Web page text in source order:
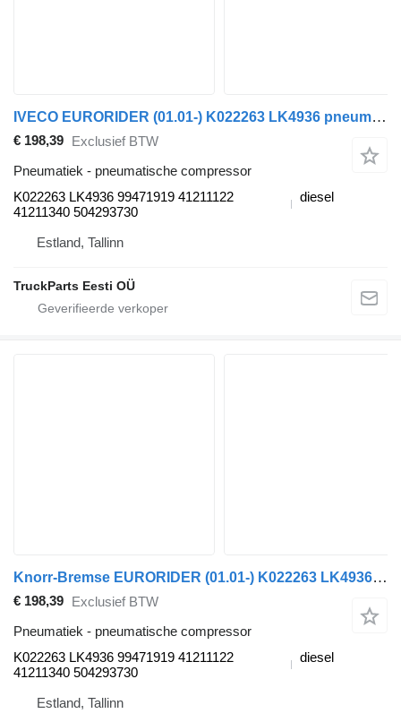
IVECO EURORIDER (01.01-) K022263 LK4936 pneumatische compressor voor Irisbus Access, Evadys, Axer, Karosa, Recreo, Domino, Agora, Citelis, Eurorider (1999-)
€ 198,39 Exclusief BTW
Pneumatiek - pneumatische compressor
K022263 LK4936 99471919 41211122
41211340 504293730
diesel
Estland, Tallinn
TruckParts Eesti OÜ
Knorr-Bremse EURORIDER (01.01-) K022263 LK4936 pneumatische compressor voor Irisbus Access, Evadys, Axer, Karosa, Recreo, Domino, Agora, Citelis, Eurorider (1999-)
€ 198,39 Exclusief BTW
Pneumatiek - pneumatische compressor
K022263 LK4936 99471919 41211122
41211340 504293730
diesel
Estland, Tallinn